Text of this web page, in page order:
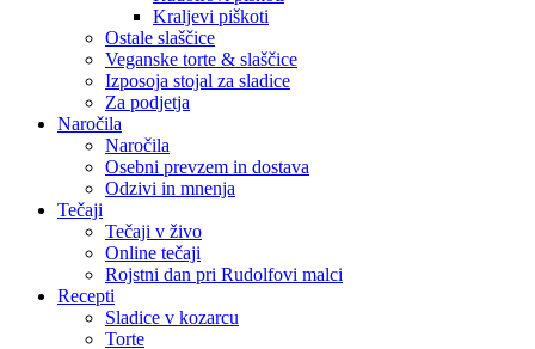
Kraljevi piškoti
Ostale slaščice
Veganske torte & slaščice
Izposoja stojal za sladice
Za podjetja
Naročila
Naročila
Osebni prevzem in dostava
Odzivi in mnenja
Tečaji
Tečaji v živo
Online tečaji
Rojstni dan pri Rudolfovi malci
Recepti
Sladice v kozarcu
Torte